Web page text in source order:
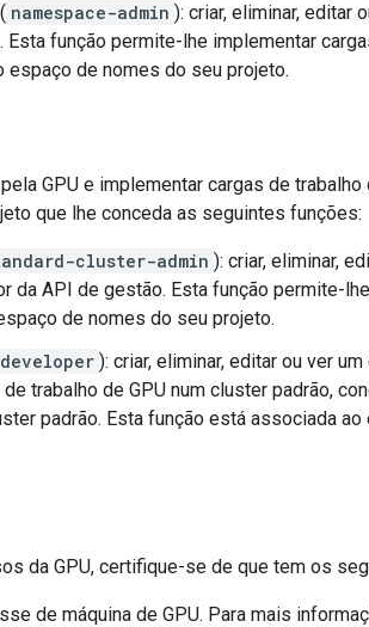
( namespace-admin ): criar, eliminar, editar
função permite-lhe implementar
espaço de nomes do seu projeto.
GPU e implementar cargas de trabalho
que lhe conceda as seguintes funções:
cluster-admin ): criar, eliminar,
da API de gestão. Esta função permite-
de nomes do seu projeto.
): criar, eliminar, editar ou ver
trabalho de GPU num cluster padrão,
padrão. Esta função está associada
da GPU, certifique-se de que tem os
de máquina de GPU. Para mais